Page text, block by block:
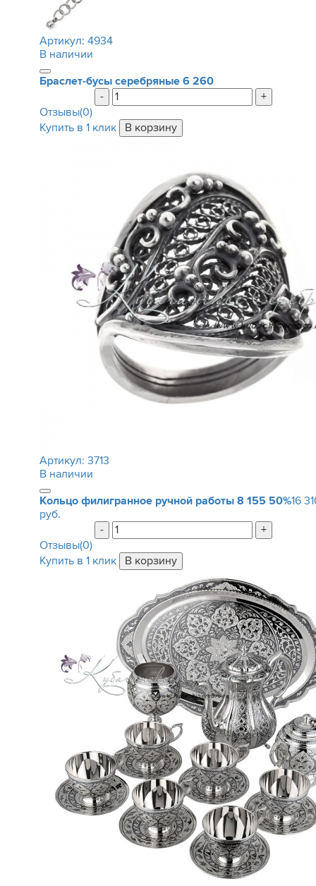
Артикул: 4934
В наличии
Браслет-бусы серебряные 6 260
-
+
Отзывы(0)
Купить в 1 клик
Артикул: 3713
В наличии
Кольцо филигранное ручной работы 8 155 50%16
руб.
-
+
Отзывы(0)
Купить в 1 клик